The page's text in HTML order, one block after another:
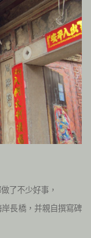
了不少好事，
長橋， 并親自撰寫碑